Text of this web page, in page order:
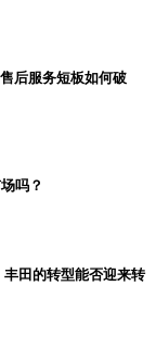
后服务短板如何破
吗？
田的转型能否迎来转